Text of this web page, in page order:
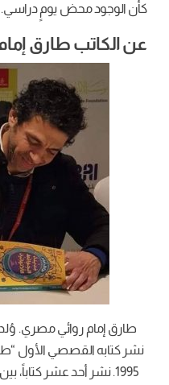
كأن الوجود محض يومٍ دراسي.
عن الكاتب طارق
نشر كتابه القصصي الأول
1995. نشر أحد عشر